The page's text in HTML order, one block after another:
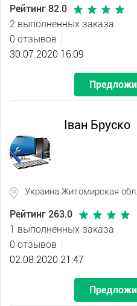
Рейтинг 82.0
2 выполненных заказа
0 отзывов
30.07.2020 16:09
Іван Бруско
Украина Житомирская
Рейтинг 263.0
1 выполненных заказа
0 отзывов
02.08.2020 21:47